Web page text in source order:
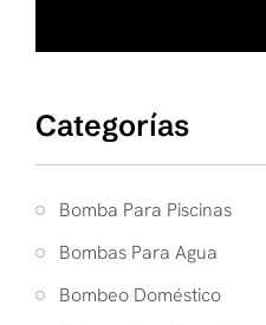
Categorías
Bomba Para Piscinas
Bombas Para Agua
Bombeo Doméstico